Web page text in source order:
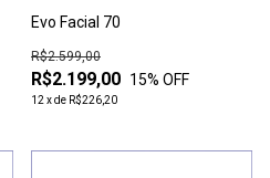
Evo Facial 70
R$2.199,00
R$2.599,00
15% OFF
12xde R$226,20